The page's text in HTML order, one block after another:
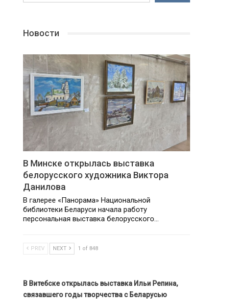
Новости
В Минске открылась выставка
белорусского художника Виктора
Данилова
В галерее «Панорама» Национальной
библиотеки Беларуси начала работу
персональная выставка белорусского…
PREV NEXT 1 of 848
В Витебске открылась выставка Ильи Репина,
связавшего годы творчества с Беларусью